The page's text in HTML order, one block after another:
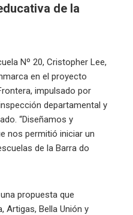
de la
Nº 20, Cristopher Lee,
en el proyecto
impulsado por
departamental y
“Diseñamos y
nos permitió iniciar un
de la Barra do
propuesta que
Artigas, Bella Unión y